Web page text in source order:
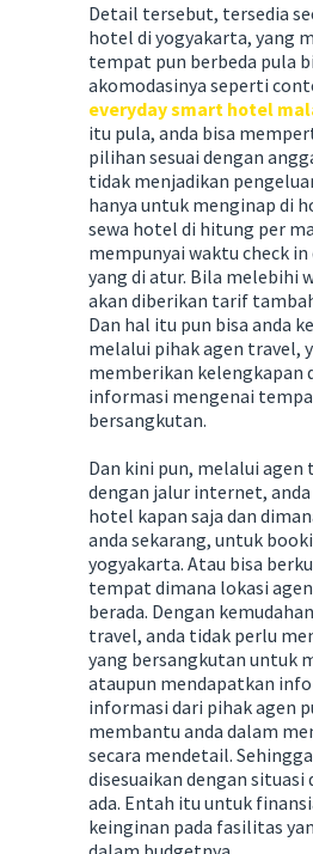
Detail tersebut, tersedia
hotel di yogyakarta, yang
tempat pun berbeda pula
akomodasinya seperti
everyday smart hotel
itu pula, anda bisa
pilihan sesuai dengan
tidak menjadikan
hanya untuk menginap di
sewa hotel di hitung per
mempunyai waktu check in
yang di atur. Bila melebihi
akan diberikan tarif
Dan hal itu pun bisa anda
melalui pihak agen travel,
memberikan kelengkapan
informasi mengenai
bersangkutan.
Dan kini pun, melalui agen
dengan jalur internet,
hotel kapan saja dan
anda sekarang, untuk
yogyakarta. Atau bisa
tempat dimana lokasi
berada. Dengan
travel, anda tidak perlu
yang bersangkutan untuk
ataupun mendapatkan
informasi dari pihak agen
membantu anda dalam
secara mendetail.
disesuaikan dengan situasi
ada. Entah itu untuk
keinginan pada fasilitas